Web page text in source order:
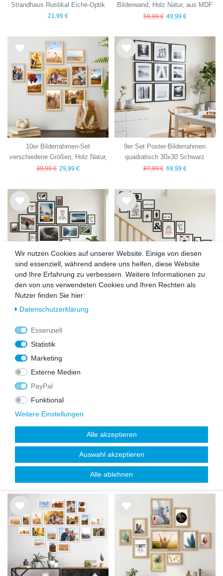
Strandhaus Rustikal Eiche-Optik
Natur Massivholz
21,99 €
Bilderwand, Holz Natur, aus MDF
59,99 € 49,99 €
nsc
hlist
10er Bilderrahmen-Set
verschiedene Größen, Holz Natur,
aus MDF
39,99 € 29,99 €
Wu
e
9er Set Poster-Bilderrahmen
quadratisch 30x30 Schwarz
Modern MDF mit Passepartout
87,99 € 69,99 €
Wu
nsc
hlist
14er Bilderrahmen-Set Schwarz
Modern aus MDF
Wu
nsc
hlist
Wu
nsc
hlist
e
17er Bilderrahmen-Set Schwarz
Modern aus MDF
Treppenhaus, Eiche Massivholz
Wu
nsc
hlist
hlist
e
Wir nutzen Cookies auf unserer Website. Einige von diesen
sind essenziell, während andere uns helfen, diese Website
und Ihre Erfahrung zu verbessern. Weitere Informationen zu
den von uns verwendeten Cookies und Ihren Rechten als
Nutzer finden Sie hier:
Daten­schutz­erklärung
Essenziell
Statistik
Marketing
Externe Medien
PayPal
Funktional
Weitere Einstellungen
Alle akzeptieren
Auswahl akzeptieren
Alle ablehnen